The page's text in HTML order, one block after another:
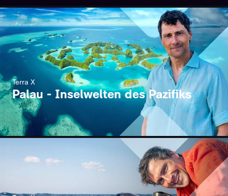
Terra X
Palau - Inselwelten des Pazifiks